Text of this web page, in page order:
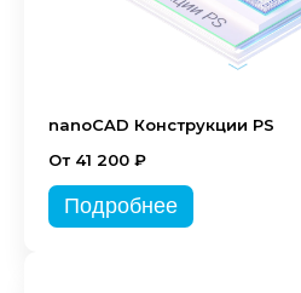
nanoCAD Конструкции PS
От 41 200 ₽
Подробнее